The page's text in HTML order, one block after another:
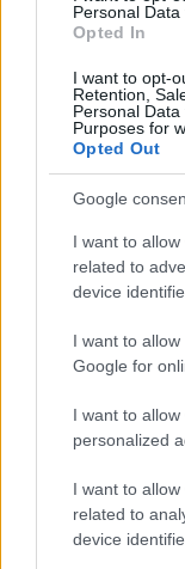
Personal Data
Opted In
I want to opt-
Retention,
Personal
Purposes for
Opted Out
Google
I want to
related to
device
I want to
Google for
I want to
personalized
I want to
related to
device
come lo Stato
maggioranza
I vecchi
avvertito: se lo
matrimonio
governo che si
positiva al
accettato,
La religione
non tutti se ne